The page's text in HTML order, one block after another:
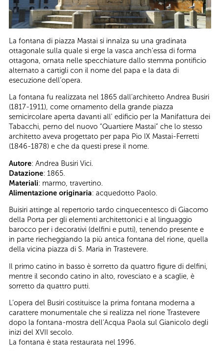
La fontana di piazza Mastai si innalza su una gradinata
ottagonale sulla quale si erge la vasca anch’essa di forma
ottagona, ornata nelle specchiature dallo stemma pontificio
alternato a cartigli con il nome del papa e la data di
esecuzione dell’opera.
La fontana fu realizzata nel 1865 dall’architetto Andrea Busiri
(1817-1911), come ornamento della grande piazza
semicircolare aperta davanti all' edificio per la Manifattura dei
Tabacchi, perno del nuovo “Quartiere Mastai” che lo stesso
architetto aveva progettato per papa Pio IX Mastai-Ferretti
(1846-1878) e che da questi prese il nome.
Autore: Andrea Busiri Vici.
Datazione: 1865.
Materiali: marmo, travertino.
Alimentazione originaria: acquedotto Paolo.
Buisiri attinge al repertorio tardo cinquecentesco di Giacomo
della Porta per gli elementi architettonici e al linguaggio
barocco per i decorativi (delfini e putti), tenendo presente e
in parte riecheggiando la più antica fontana del rione, quella
della vicina piazza di S. Maria in Trastevere.
Il primo catino in basso è sorretto da quattro figure di delfini,
mentre il secondo catino in alto, rovesciato e a scaglie, è
sorretto da quattro putti.
L’opera del Busiri costituisce la prima fontana moderna a
carattere monumentale che si realizza nel rione Trastevere
dopo la fontana-mostra dell’Acqua Paola sul Gianicolo degli
inizi del XVII secolo.
La fontana è stata restaurata nel 1996.